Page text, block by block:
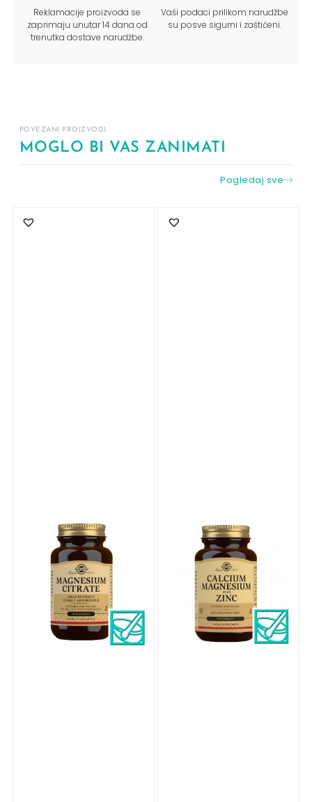
Reklamacije proizvoda se
zaprimaju unutar 14 dana od
trenutka dostave narudžbe.
Vaši podaci prilikom narudžbe
su posve sigurni i zaštićeni.
POVEZANI PROIZVODI
MOGLO BI VAS ZANIMATI
Pogledaj sve